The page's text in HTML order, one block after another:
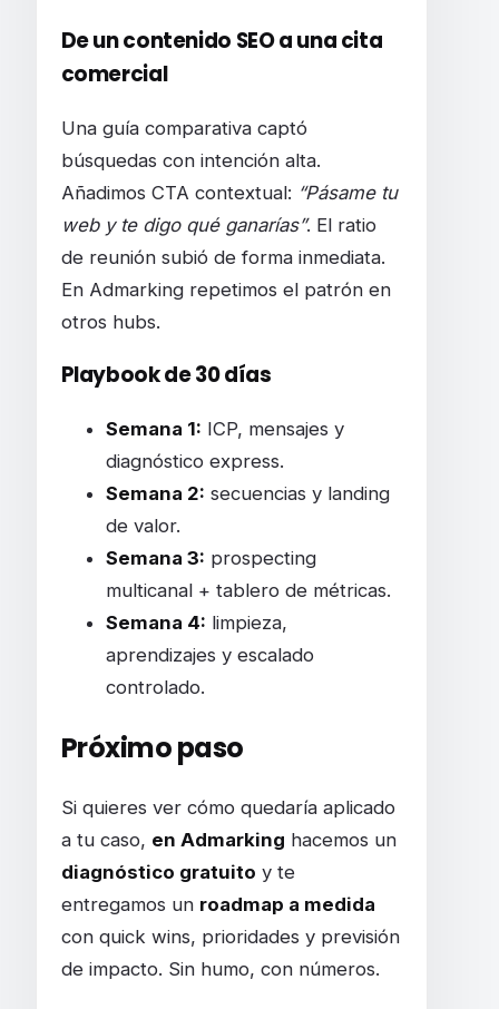
De un contenido SEO a una cita
comercial
Una guía comparativa captó
búsquedas con intención alta.
Añadimos CTA contextual: “Pásame tu
web y te digo qué ganarías”. El ratio
de reunión subió de forma inmediata.
En Admarking repetimos el patrón en
otros hubs.
Playbook de 30 días
Semana 1: ICP, mensajes y
diagnóstico express.
Semana 2: secuencias y landing
de valor.
Semana 3: prospecting
multicanal + tablero de métricas.
Semana 4: limpieza,
aprendizajes y escalado
controlado.
Próximo paso
Si quieres ver cómo quedaría aplicado
a tu caso, en Admarking hacemos un
diagnóstico gratuito y te
entregamos un roadmap a medida
con quick wins, prioridades y previsión
de impacto. Sin humo, con números.